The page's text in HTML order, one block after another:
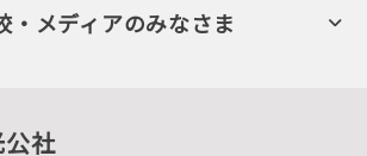
館ー
報（会員規程）
・メディアのみなさま
社